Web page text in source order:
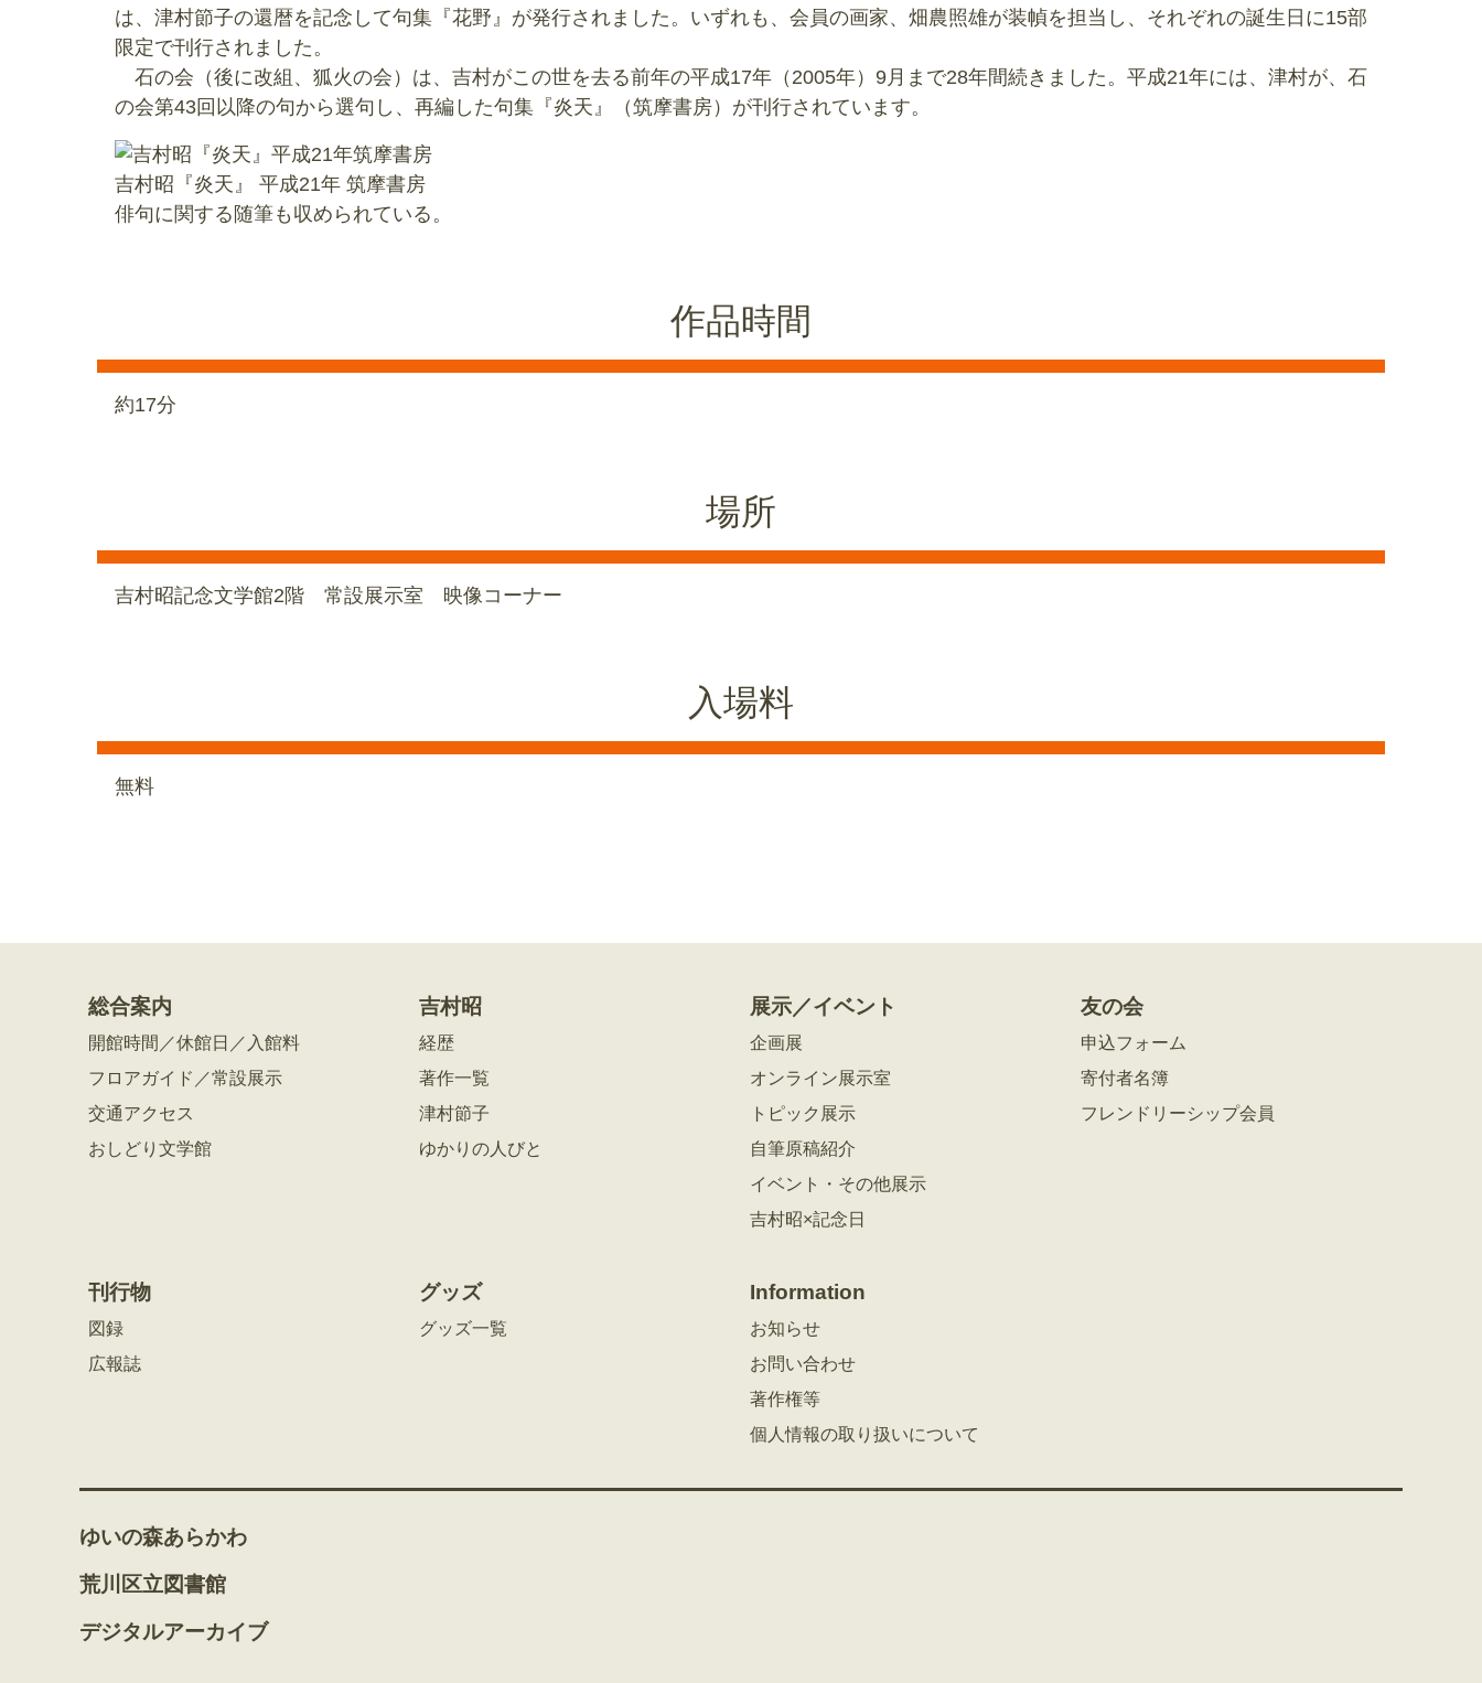
は、津村節子の還暦を記念して句集『花野』が発行されました。いずれも、会員の画家、畑農照雄が装幀を担当し、それぞれの誕生日に15部
限定で刊行されました。
石の会（後に改組、狐火の会）は、吉村がこの世を去る前年の平成17年（2005年）9月まで28年間続きました。平成21年には、津村が、石
の会第43回以降の句から選句し、再編した句集『炎天』（筑摩書房）が刊行されています。
吉村昭『炎天』 平成21年 筑摩書房
俳句に関する随筆も収められている。
作品時間
約17分
場所
吉村昭記念文学館2階 常設展示室 映像コーナー
入場料
無料
総合案内
開館時間／休館日／入館料
フロアガイド／常設展示
交通アクセス
おしどり文学館
吉村昭
経歴
著作一覧
津村節子
ゆかりの人びと
展示／イベント
企画展
オンライン展示室
トピック展示
自筆原稿紹介
イベント・その他展示
吉村昭×記念日
友の会
申込フォーム
寄付者名簿
フレンドリーシップ会員
刊行物
図録
広報誌
グッズ
グッズ一覧
Information
お知らせ
お問い合わせ
著作権等
個人情報の取り扱いについて
ゆいの森あらかわ
荒川区立図書館
デジタルアーカイブ